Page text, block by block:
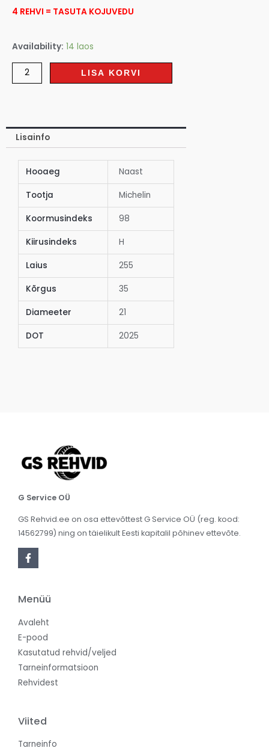
4 REHVI = TASUTA KOJUVEDU
Availability: 14 laos
LISA KORVI
Lisainfo
Hooaeg Naast
Tootja Michelin
Koormusindeks 98
Kiirusindeks H
Laius 255
Kõrgus 35
Diameeter 21
DOT 2025
G Service OÜ
GS Rehvid.ee on osa ettevõttest G Service OÜ (reg. kood:
14562799) ning on täielikult Eesti kapitalil põhinev ettevõte.
Menüü
Avaleht
E-pood
Kasutatud rehvid/veljed
Tarneinformatsioon
Rehvidest
Viited
Tarneinfo